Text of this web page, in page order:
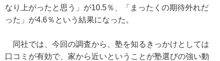
なり上がったと思う」が10.5％、「まったくの期待外れだ
った」が4.6％という結果になった。
同社では、今回の調査から、塾を知るきっかけとしては
口コミが有効で、家から近いということが塾選びの強い動